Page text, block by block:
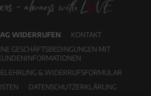
WIDERRUFEN
KONTAKT
GESCHÄFTSBEDINGUNGEN MIT
& WIDERRUFSFORMULAR
DATENSCHUTZERKLÄRUNG